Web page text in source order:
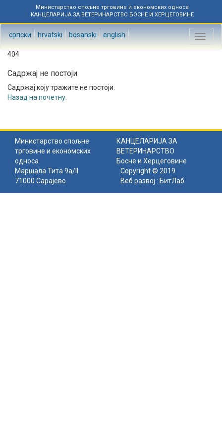
Министарство спољне трговине и економских односа
КАНЦЕЛАРИЈА ЗА ВЕТЕРИНАРСТВО БОСНЕ И ХЕРЦЕГОВИНЕ
српски hrvatski bosanski english
Toggle
404
Садржај не постоји
Садржај коју тражите не постоји.
Назад на почетну
Министарство спољне
трговине и економских
односа
КАНЦЕЛАРИЈА ЗА
ВЕТЕРИНАРСТВО
Босне и Херцеговине
Маршала Тита 9а/II
71000 Сарајево
Copyright © 2019
Веб развој : БитЛаб